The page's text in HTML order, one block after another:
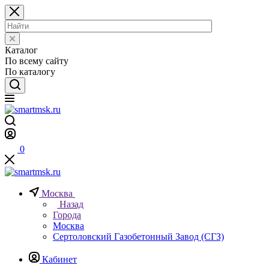
Каталог
По всему сайту
По каталогу
0
Москва
Назад
Города
Москва
Сертоловский Газобетонный Завод (СГЗ)
Кабинет